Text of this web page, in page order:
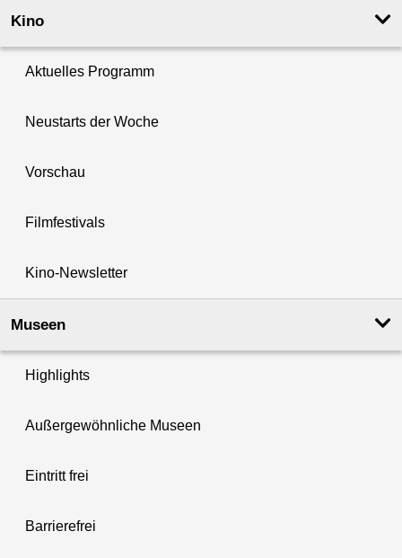
Kino
Aktuelles Programm
Neustarts der Woche
Vorschau
Filmfestivals
Kino-Newsletter
Museen
Highlights
Außergewöhnliche Museen
Eintritt frei
Barrierefrei